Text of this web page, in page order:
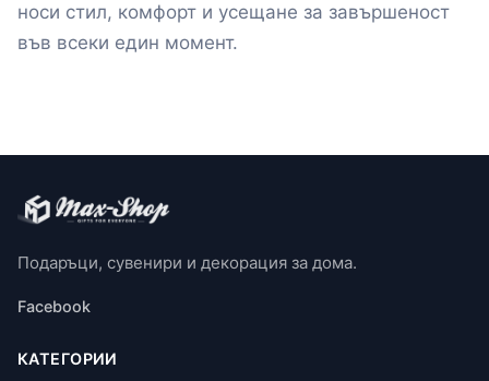
носи стил, комфорт и усещане за завършеност
във всеки един момент.
Подаръци, сувенири и декорация за дома.
Facebook
КАТЕГОРИИ